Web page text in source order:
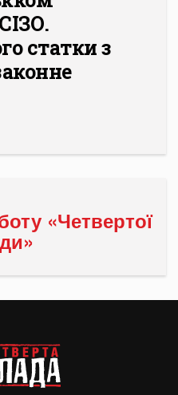
статки з
«Четвертої